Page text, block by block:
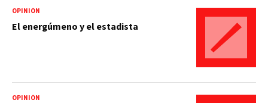
OPINIÓN
El energúmeno y el estadista
OPINIÓN